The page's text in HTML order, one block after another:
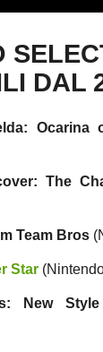
DAL
Ocarina
The
Team Bros
Star
New